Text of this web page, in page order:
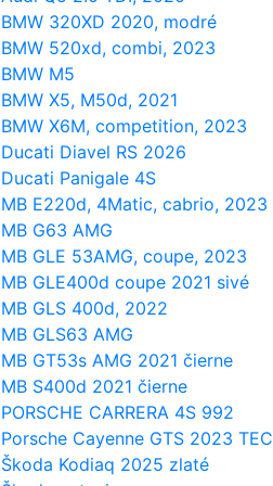
BMW 320XD 2020, modré
BMW 520xd, combi, 2023
BMW M5
BMW X5, M50d, 2021
BMW X6M, competition, 2023
Ducati Diavel RS 2026
Ducati Panigale 4S
MB E220d, 4Matic, cabrio, 2023
MB G63 AMG
MB GLE 53AMG, coupe, 2023
MB GLE400d coupe 2021 sivé
MB GLS 400d, 2022
MB GLS63 AMG
MB GT53s AMG 2021 čierne
MB S400d 2021 čierne
PORSCHE CARRERA 4S 992
Porsche Cayenne GTS 2023
Škoda Kodiaq 2025 zlaté